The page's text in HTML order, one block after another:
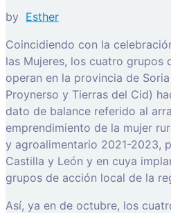
by Esther
Coincidiendo con la
las Mujeres, los cuatro grupos
operan en la provincia de
Proynerso y Tierras del Cid)
dato de balance referido al
emprendimiento de la mujer
y agroalimentario 2021-2023,
Castilla y León y en cuya
grupos de acción local de la
Así, ya en de octubre, los